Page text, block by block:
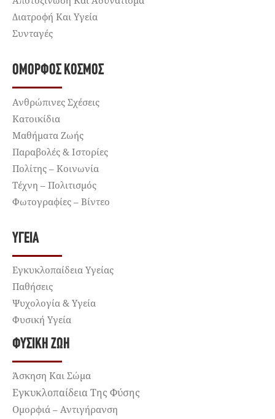
Διατροφή Και Υγεία
Συνταγές
ΌΜΟΡΦΟΣ ΚΌΣΜΟΣ
Ανθρώπινες Σχέσεις
Κατοικίδια
Μαθήματα Ζωής
Παραβολές & Ιστορίες
Πολίτης – Κοινωνία
Τέχνη – Πολιτισμός
Φωτογραφίες – Βίντεο
ΥΓΕΊΑ
Εγκυκλοπαίδεια Υγείας
Παθήσεις
Ψυχολογία & Υγεία
Φυσική Υγεία
ΦΥΣΙΚΉ ΖΩΉ
Άσκηση Και Σώμα
Εγκυκλοπαίδεια Της Φύσης
Ομορφιά – Αντιγήρανση